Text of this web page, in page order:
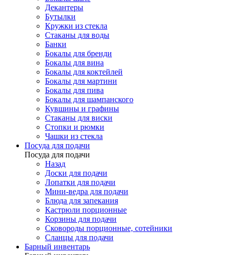
Декантеры
Бутылки
Кружки из стекла
Стаканы для воды
Банки
Бокалы для бренди
Бокалы для вина
Бокалы для коктейлей
Бокалы для мартини
Бокалы для пива
Бокалы для шампанского
Кувшины и графины
Стаканы для виски
Стопки и рюмки
Чашки из стекла
Посуда для подачи
Посуда для подачи
Назад
Доски для подачи
Лопатки для подачи
Мини-ведра для подачи
Блюда для запекания
Кастрюли порционные
Корзины для подачи
Сковороды порционные, сотейники
Сланцы для подачи
Барный инвентарь